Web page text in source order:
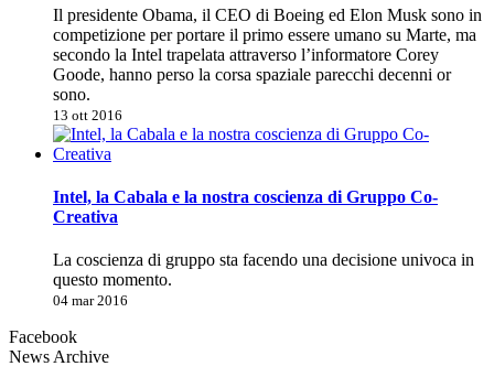
Il presidente Obama, il CEO di Boeing ed Elon Musk sono in
competizione per portare il primo essere umano su Marte, ma
secondo la Intel trapelata attraverso l’informatore Corey
Goode, hanno perso la corsa spaziale parecchi decenni or
sono.
13 ott 2016
Intel, la Cabala e la nostra coscienza di Gruppo Co-
Creativa
La coscienza di gruppo sta facendo una decisione univoca in
questo momento.
04 mar 2016
Facebook
News Archive